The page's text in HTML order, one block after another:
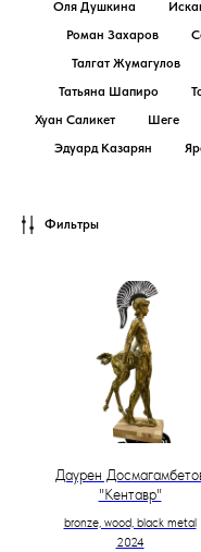
Оля Душкина
Роман Захаров
Талгат Жумагулов
Татьяна Шапиро
Хуан Саликет
Шеге
Эдуард Казарян
Фильтры
Даурен
"Кентавр"
bronze, wood, black metal
2024